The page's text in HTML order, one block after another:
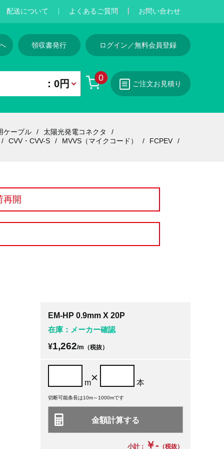
配送について よくあるご質問 お問い合わせ
領収書発行 ログイン／無料会員登録
0
：0円 ご注文お見積り
ケーブル
太陽光発電コネクタ
CVV・CVV-S
MVVS（マイクコード） FCPEV
再開
EM-HP 0.9mm X 20P
在庫：メーカー確認
¥1,262/m（税抜）
m× 本
切断可能条長は10m～1000mです
小計： ￥- （税抜）